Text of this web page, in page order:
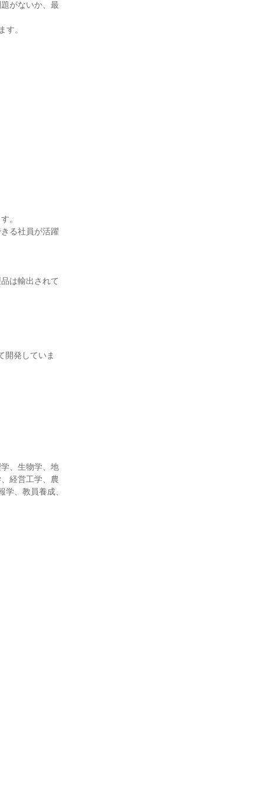
がないか、最
す。
。
る社員が活躍
は輸出されて
開発していま
、生物学、地
経営工学、農
、教員養成、